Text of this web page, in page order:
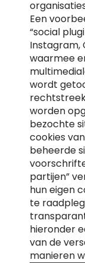
Een
“social
Instagram,
waarmee
wordt
worden
bezochte
cookies
beheerde
partijen”
hun eigen
te
hieronder
van de
manieren